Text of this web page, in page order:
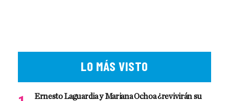
LO MÁS VISTO
Ernesto Laguardia y Mariana Ochoa ¿revivirán su